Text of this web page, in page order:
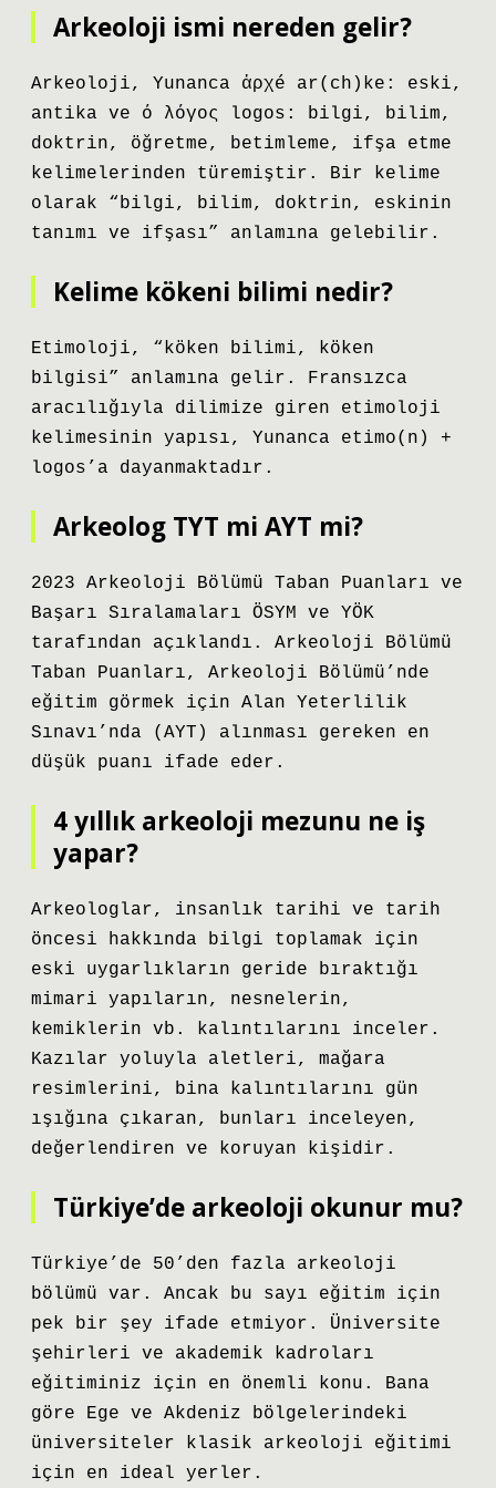
Arkeoloji ismi nereden gelir?
Arkeoloji, Yunanca ἀρχé ar(ch)ke: eski,
antika ve ό λόγος logos: bilgi, bilim,
doktrin, öğretme, betimleme, ifşa etme
kelimelerinden türemiştir. Bir kelime
olarak “bilgi, bilim, doktrin, eskinin
tanımı ve ifşası” anlamına gelebilir.
Kelime kökeni bilimi nedir?
Etimoloji, “köken bilimi, köken
bilgisi” anlamına gelir. Fransızca
aracılığıyla dilimize giren etimoloji
kelimesinin yapısı, Yunanca etimo(n) +
logos’a dayanmaktadır.
Arkeolog TYT mi AYT mi?
2023 Arkeoloji Bölümü Taban Puanları ve
Başarı Sıralamaları ÖSYM ve YÖK
tarafından açıklandı. Arkeoloji Bölümü
Taban Puanları, Arkeoloji Bölümü’nde
eğitim görmek için Alan Yeterlilik
Sınavı’nda (AYT) alınması gereken en
düşük puanı ifade eder.
4 yıllık arkeoloji mezunu ne iş
yapar?
Arkeologlar, insanlık tarihi ve tarih
öncesi hakkında bilgi toplamak için
eski uygarlıkların geride bıraktığı
mimari yapıların, nesnelerin,
kemiklerin vb. kalıntılarını inceler.
Kazılar yoluyla aletleri, mağara
resimlerini, bina kalıntılarını gün
ışığına çıkaran, bunları inceleyen,
değerlendiren ve koruyan kişidir.
Türkiye’de arkeoloji okunur mu?
Türkiye’de 50’den fazla arkeoloji
bölümü var. Ancak bu sayı eğitim için
pek bir şey ifade etmiyor. Üniversite
şehirleri ve akademik kadroları
eğitiminiz için en önemli konu. Bana
göre Ege ve Akdeniz bölgelerindeki
üniversiteler klasik arkeoloji eğitimi
için en ideal yerler.